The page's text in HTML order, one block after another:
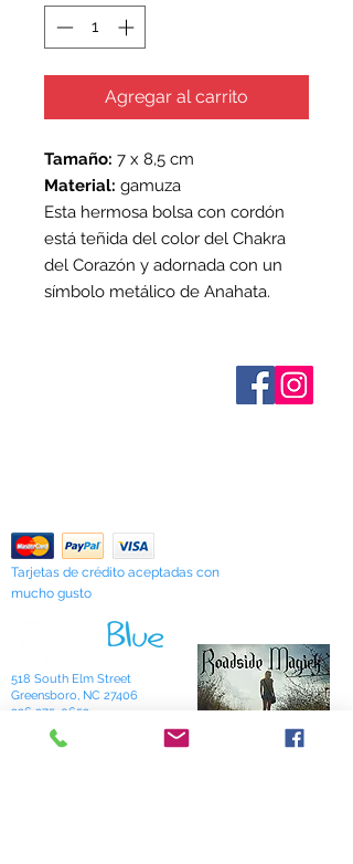
Agregar al carrito
Tamaño: 7 x 8,5 cm
Material: gamuza
Esta hermosa bolsa con cordón
está teñida del color del Chakra
del Corazón y adornada con un
símbolo metálico de Anahata.
Tarjetas de crédito aceptadas con
mucho gusto
518 South Elm Street
Greensboro, NC 27406
336 275-0653